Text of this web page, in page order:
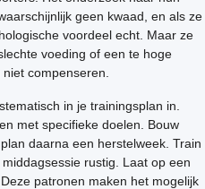
geen kwaad, en als ze
voordeel echt. Maar ze
voeding of een te hoge
compenseren.
in je trainingsplan in.
met specifieke doelen. Bouw
daarna een herstelweek. Train
rustig. Laat op een
patronen maken het mogelijk